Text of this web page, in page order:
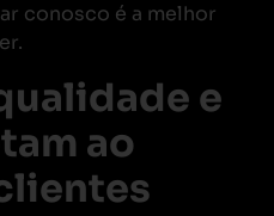
conosco é a melhor
e
ao